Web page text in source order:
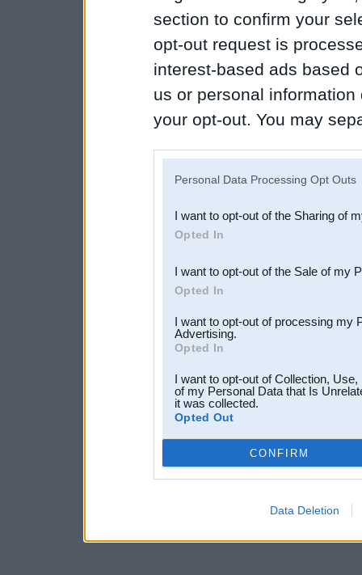
section to confirm your
opt-out request is
interest-based ads based
us or personal
your opt-out. You may
Downstream Participants
third parties.
Personal Data Processing Opt Outs
I want to opt-out of the Sharing of
Opted In
I want to opt-out of the Sale of my
Opted In
I want to opt-out of processing my
Advertising.
Opted In
I want to opt-out of Collection,
of my Personal Data that Is
it was collected.
Opted Out
CONFIRM
Data Deletion